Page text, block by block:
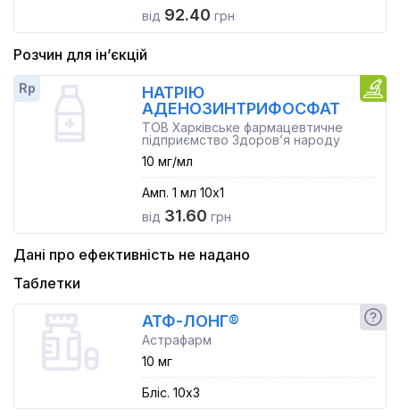
від 92.40 грн
Розчин для ін’єкцій
Rp
НАТРІЮ
АДЕНОЗИНТРИФОСФАТ
ТОВ Харківське фармацевтичне
підприємство Здоров’я народу
10 мг/мл
Амп. 1 мл 10x1
від 31.60 грн
Дані про ефективність не надано
Таблетки
АТФ-ЛОНГ®
Астрафарм
10 мг
Бліс. 10x3